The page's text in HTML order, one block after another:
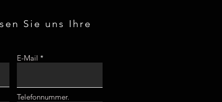
Sie uns Ihre
E-Mail
Telefonnummer.